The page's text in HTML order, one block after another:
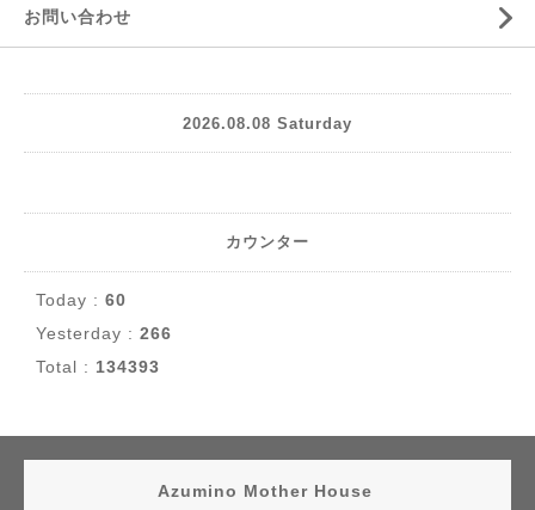
お問い合わせ
2026.08.08 Saturday
カウンター
Today : 60
Yesterday : 266
Total : 134393
Azumino Mother House